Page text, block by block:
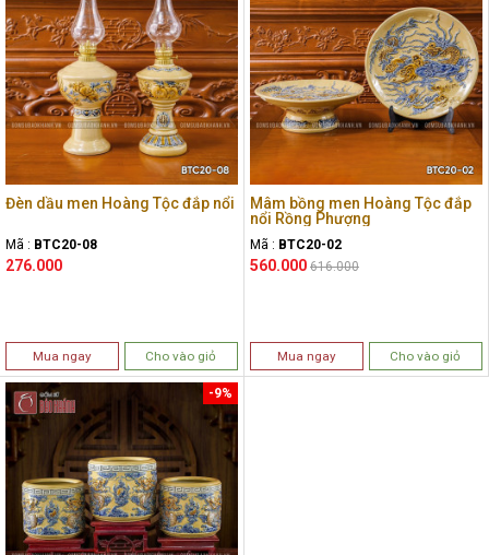
Đèn dầu men Hoàng Tộc đắp nổi
Mã : BTC20-08
276.000
Mua ngay Cho vào giỏ
Mâm bồng men Hoàng Tộc đắp
nổi Rồng Phượng
Mã : BTC20-02
560.000 616.000
Mua ngay Cho vào giỏ
-9%